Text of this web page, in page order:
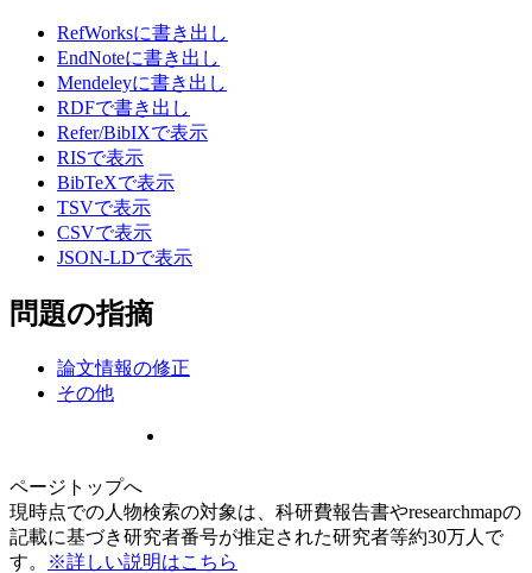
RefWorksに書き出し
EndNoteに書き出し
Mendeleyに書き出し
RDFで書き出し
Refer/BibIXで表示
RISで表示
BibTeXで表示
TSVで表示
CSVで表示
JSON-LDで表示
問題の指摘
論文情報の修正
その他
ページトップへ
現時点での人物検索の対象は、科研費報告書やresearchmapの
記載に基づき研究者番号が推定された研究者等約30万人で
す。
※詳しい説明はこちら